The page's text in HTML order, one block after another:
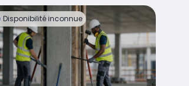
Disponibilité inconnue